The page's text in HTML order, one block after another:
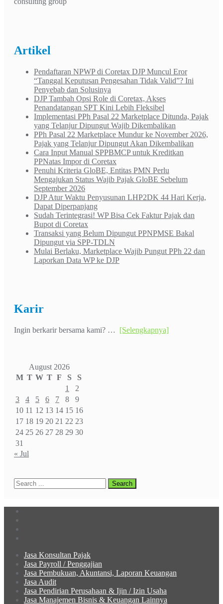
Artikel
Pendaftaran NPWP di Coretax DJP Muncul Eror
“Tanggal Keputusan Pengesahan Tidak Valid”? Ini
Penyebab dan Solusinya
DJP Tambah Opsi Role di Coretax, Akses
Penandatangan SPT Kini Lebih Fleksibel
Implementasi PPh Pasal 22 Marketplace Ditunda, Pajak
yang Telanjur Dipungut Wajib Dikembalikan
PPh Pasal 22 Marketplace Mundur ke November 2026,
Pajak yang Telanjur Dipungut Akan Dikembalikan
Cara Input Manual SPPBMCP untuk Kreditkan
PPNatas Impor di Coretax
Penuhi Kriteria GloBE, Entitas PMN Perlu
Mengajukan Status Wajib Pajak GloBE Sebelum
September 2026
DJP Atur Waktu Penyusunan LHP2DK 44 Hari Kerja,
Dapat Diperpanjang
Sudah Terintegrasi! WP Bisa Cek Faktur Pajak dan
Bupot di Coretax
Transaksi yang Belum Dipungut PPNPMSE Bakal
Dipungut via SPP-TDLN
Mulai Berlaku, Marketplace Wajib Pungut PPh 22 dan
Laporkan Data WP ke DJP
Karir
Ingin berkarir bersama kami? … [Selengkapnya]
August 2026
M T W T F S
S
1
2
3
4 5 6 7 8
9
10 11 12 13 14 15 16
17 18 19 20 21 22 23
24 25 26 27 28 29 30
31
« Jul
Jasa Konsultan Pajak
Jasa Payroll / Penggajian
Jasa Pembukuan, Akuntansi, Laporan Keuangan
Jasa Audit
Jasa Pendirian Perusahaan & Ijin / Izin Usaha
Jasa Manajemen Bisnis & Keuangan Lainnya